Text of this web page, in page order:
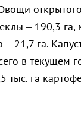
– 190,3 га,
21,7 га.
в текущем
тыс. га